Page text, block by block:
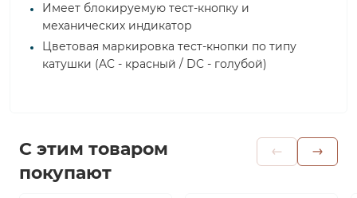
Имеет блокируемую тест-кнопку и
механических индикатор
Цветовая маркировка тест-кнопки по типу
катушки (AC - красный / DC - голубой)
С этим товаром
покупают